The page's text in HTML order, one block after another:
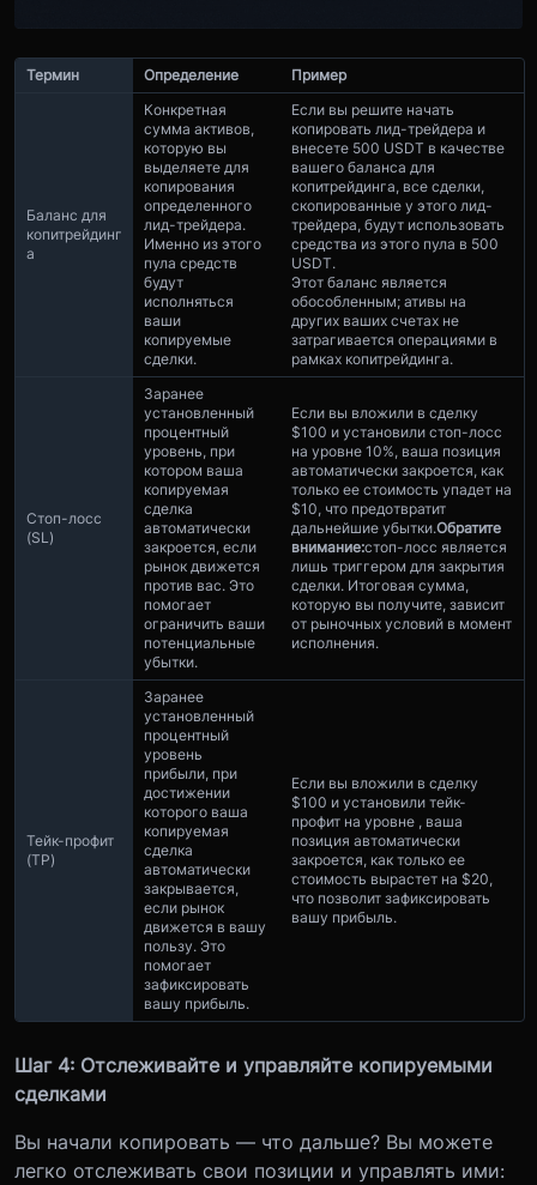
Термин Определение Пример
Баланс для
копитрейдинг
а
Конкретная
сумма активов,
которую вы
выделяете для
копирования
определенного
лид-трейдера.
Именно из этого
пула средств
будут
исполняться
ваши
копируемые
сделки.
Если вы решите начать
копировать лид-трейдера и
внесете 500 USDT в качестве
вашего баланса для
копитрейдинга, все сделки,
скопированные у этого лид-
трейдера, будут использовать
средства из этого пула в 500
USDT.
Этот баланс является
обособленным; ативы на
других ваших счетах не
затрагивается операциями в
рамках копитрейдинга.
Стоп-лосс
(SL)
Заранее
установленный
процентный
уровень, при
котором ваша
копируемая
сделка
автоматически
закроется, если
рынок движется
против вас. Это
помогает
ограничить ваши
потенциальные
убытки.
Если вы вложили в сделку
$100 и установили стоп-лосс
на уровне 10%, ваша позиция
автоматически закроется, как
только ее стоимость упадет на
$10, что предотвратит
дальнейшие убытки.Обратите
внимание:стоп-лосс является
лишь триггером для закрытия
сделки. Итоговая сумма,
которую вы получите, зависит
от рыночных условий в момент
исполнения.
Тейк-профит
(TP)
Заранее
установленный
процентный
уровень
прибыли, при
достижении
которого ваша
копируемая
сделка
автоматически
закрывается,
если рынок
движется в вашу
пользу. Это
помогает
зафиксировать
вашу прибыль.
Если вы вложили в сделку
$100 и установили тейк-
профит на уровне , ваша
позиция автоматически
закроется, как только ее
стоимость вырастет на $20,
что позволит зафиксировать
вашу прибыль.
Шаг 4: Отслеживайте и управляйте копируемыми
сделками
Вы начали копировать — что дальше? Вы можете
легко отслеживать свои позиции и управлять ими: